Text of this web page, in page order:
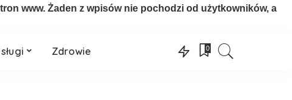
www. Żaden z wpisów nie pochodzi od użytkowników, a
Zdrowie 0